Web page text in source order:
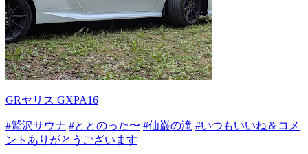
GRヤリス GXPA16
#鷲沢サウナ #ととのった〜 #仙巌の滝 #いつもいいね＆コメ
ントありがとうございます